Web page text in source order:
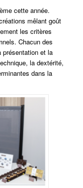
cette année.
mêlant goût
les critères
Chacun des
et la
la dextérité,
dans la